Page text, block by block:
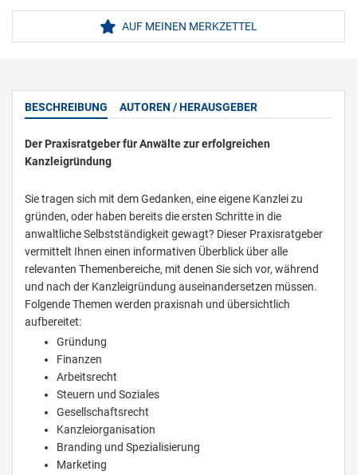
AUF MEINEN MERKZETTEL
BESCHREIBUNG AUTOREN / HERAUSGEBER
Der Praxisratgeber für Anwälte zur erfolgreichen
Kanzleigründung
Sie tragen sich mit dem Gedanken, eine eigene Kanzlei zu
gründen, oder haben bereits die ersten Schritte in die
anwaltliche Selbstständigkeit gewagt? Dieser Praxisratgeber
vermittelt Ihnen einen informativen Überblick über alle
relevanten Themenbereiche, mit denen Sie sich vor, während
und nach der Kanzleigründung auseinandersetzen müssen.
Folgende Themen werden praxisnah und übersichtlich
aufbereitet:
Gründung
Finanzen
Arbeitsrecht
Steuern und Soziales
Gesellschaftsrecht
Kanzleiorganisation
Branding und Spezialisierung
Marketing